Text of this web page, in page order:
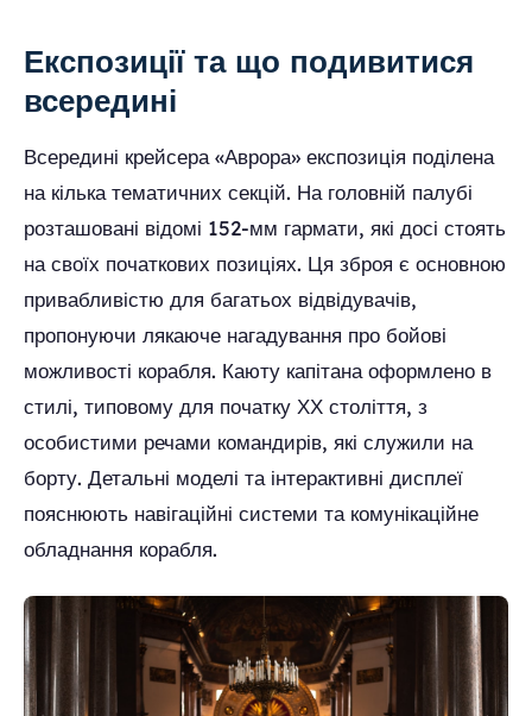
Експозиції та що подивитися
всередині
Всередині крейсера «Аврора» експозиція поділена
на кілька тематичних секцій. На головній палубі
розташовані відомі 152-мм гармати, які досі стоять
на своїх початкових позиціях. Ця зброя є основною
привабливістю для багатьох відвідувачів,
пропонуючи лякаюче нагадування про бойові
можливості корабля. Каюту капітана оформлено в
стилі, типовому для початку ХХ століття, з
особистими речами командирів, які служили на
борту. Детальні моделі та інтерактивні дисплеї
пояснюють навігаційні системи та комунікаційне
обладнання корабля.